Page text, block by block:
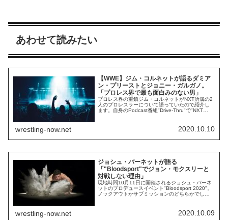
あわせて読みたい
【WWE】ジム・コルネットが語るダミア
ン・プリーストとジョニー・ガルガノ。
「プロレス界で最も面白みのない男」
プロレス界の重鎮ジム・コルネットがNXT所属の2
人のプロレスラーについて語っていたので紹介し
ます。自身のPodcast番組"Drive-Thru"で"NXT
メント・マルティネス)のことを愛しているかを熱
弁しました。WWEのトップになり得る外見とスキ
wrestling-now.net 2020.10.10
ジョシュ・バーネットが語る
「"Bloodsport"でジョン・モクスリーと
対戦しない理由」
現地時間10月11日に開催されるジョシュ・バーネ
ットのプロデュースイベント"Bloodsport 2020"。
ノックアウトかサブミッションのどちらかでしか
ャンピオンのジョン・モクスリーの激突が期待さ
れていました。その理由は？2019年9月に開催さ
wrestling-now.net 2020.10.09